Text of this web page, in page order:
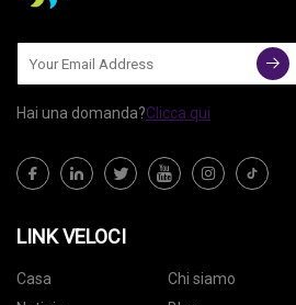
Hai una domanda?Clicca qui
LINK VELOCI
Casa Chi siamo